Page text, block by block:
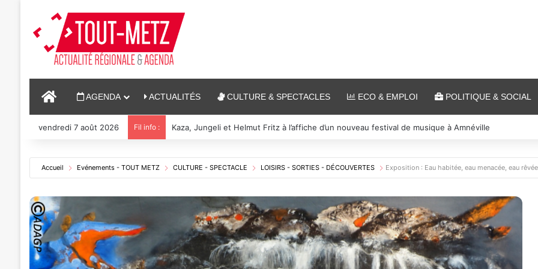
ACCUEILAGENDA ACTUALITÉS CULTURE & SPECTACLES ECO & EMPLOI POLITIQUE & SOCIAL
vendredi 7 août 2026 Fil info : Reconstitution, spectacles et cinéma pour l’édition 2026 de « Ça tombe comme à Gravelotte »
Accueil Evénements - TOUT METZ CULTURE - SPECTACLE LOISIRS - SORTIES - DÉCOUVERTES Exposition : Eau habitée, eau menacée, eau